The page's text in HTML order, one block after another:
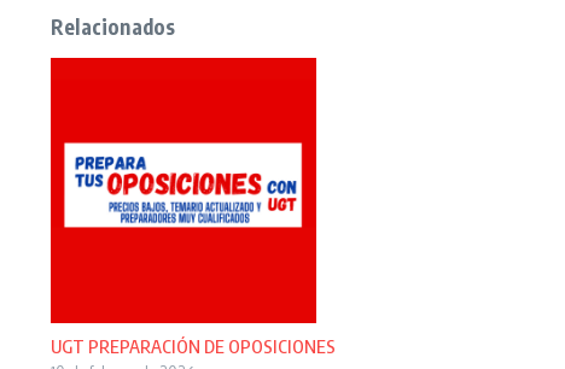
Relacionados
UGT PREPARACIÓN DE OPOSICIONES